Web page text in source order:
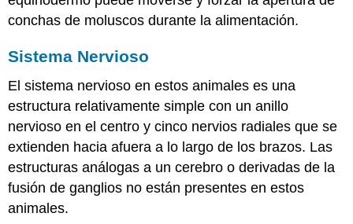
conchas de moluscos durante la alimentación.
Sistema Nervioso
El sistema nervioso en estos animales es una
estructura relativamente simple con un anillo
nervioso en el centro y cinco nervios radiales que se
extienden hacia afuera a lo largo de los brazos. Las
estructuras análogas a un cerebro o derivadas de la
fusión de ganglios no están presentes en estos
animales.